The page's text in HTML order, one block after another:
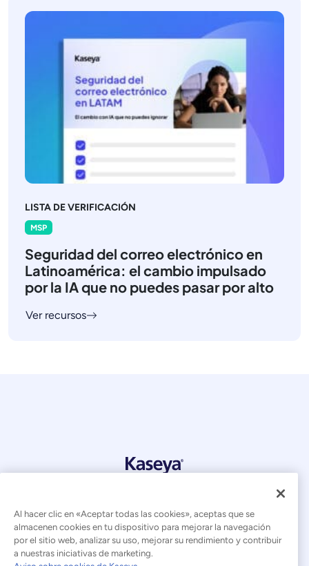
LISTA DE VERIFICACIÓN
MSP
Seguridad del correo electrónico en
Latinoamérica: el cambio impulsado
por la IA que no puedes pasar por alto
Ver recursos
Español (América Latina)
Declaración sobre la esclavitud moderna
Al hacer clic en «Aceptar todas las cookies», aceptas que se
almacenen cookies en tu dispositivo para mejorar la navegación
por el sitio web, analizar su uso, mejorar su rendimiento y contribuir
a nuestras iniciativas de marketing.